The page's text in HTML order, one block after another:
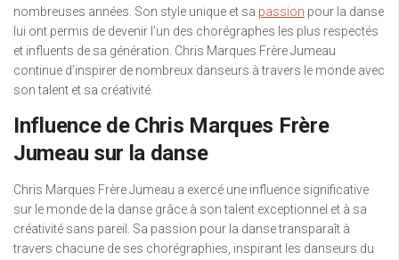
nombreuses années. Son style unique et sa passion pour la danse
lui ont permis de devenir l’un des chorégraphes les plus respectés
et influents de sa génération. Chris Marques Frère Jumeau
continue d’inspirer de nombreux danseurs à travers le monde avec
son talent et sa créativité.
Influence de Chris Marques Frère
Jumeau sur la danse
Chris Marques Frère Jumeau a exercé une influence significative
sur le monde de la danse grâce à son talent exceptionnel et à sa
créativité sans pareil. Sa passion pour la danse transparaît à
travers chacune de ses chorégraphies, inspirant les danseurs du